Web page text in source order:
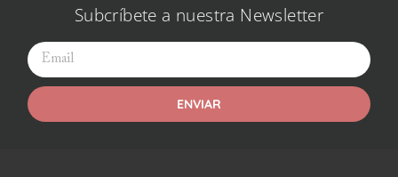
Subcríbete a nuestra Newsletter
ENVIAR